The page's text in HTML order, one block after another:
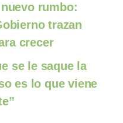
rumbo:
trazan
crecer
se le saque la
es lo que viene